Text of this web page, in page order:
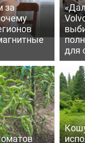
за
для